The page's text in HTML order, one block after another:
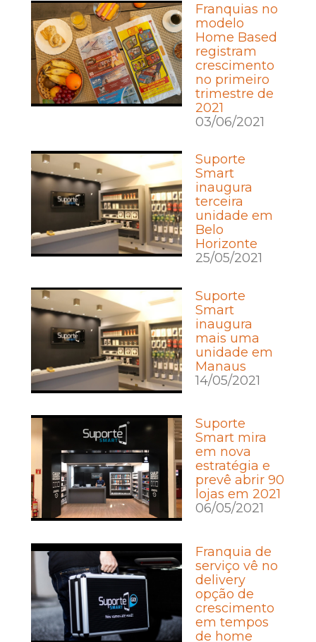
Franquias no
modelo
Home Based
registram
crescimento
no primeiro
trimestre de
2021
03/06/2021
Suporte
Smart
inaugura
terceira
unidade em
Belo
Horizonte
25/05/2021
Suporte
Smart
inaugura
mais uma
unidade em
Manaus
14/05/2021
Suporte
Smart mira
em nova
estratégia e
prevê abrir 90
lojas em 2021
06/05/2021
Franquia de
serviço vê no
delivery
opção de
crescimento
em tempos
de home